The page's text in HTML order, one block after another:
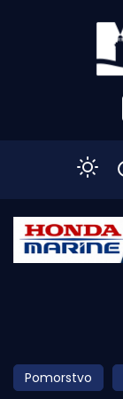
Početna
Obala
Pomorstvo